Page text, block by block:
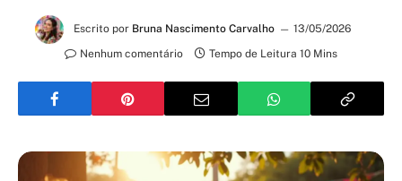
Escrito por Bruna Nascimento Carvalho
13/05/2026
Nenhum comentário
Tempo de Leitura 10 Mins